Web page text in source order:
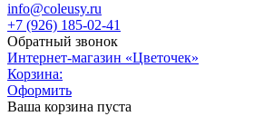
info@coleusy.ru
+7 (926) 185-02-41
Обратный звонок
Интернет-магазин «Цветочек»
Корзина:
Оформить
Ваша корзина пуста